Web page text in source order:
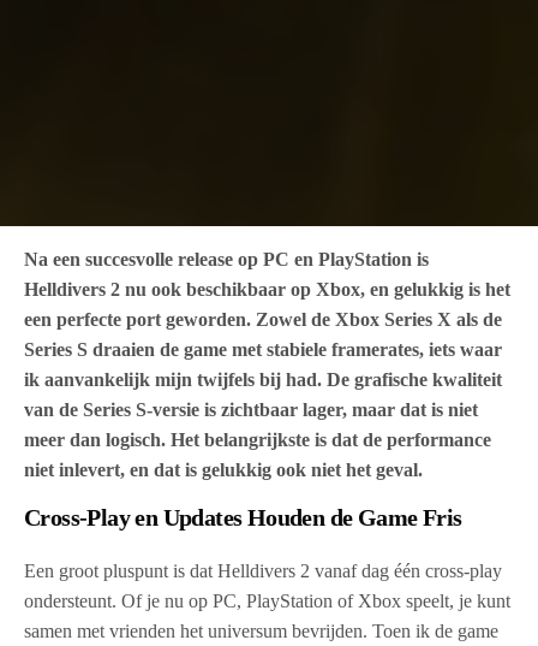
Na een succesvolle release op PC en PlayStation is
Helldivers 2 nu ook beschikbaar op Xbox, en gelukkig is het
een perfecte port geworden. Zowel de Xbox Series X als de
Series S draaien de game met stabiele framerates, iets waar
ik aanvankelijk mijn twijfels bij had. De grafische kwaliteit
van de Series S-versie is zichtbaar lager, maar dat is niet
meer dan logisch. Het belangrijkste is dat de performance
niet inlevert, en dat is gelukkig ook niet het geval.
Cross-Play en Updates Houden de Game Fris
Een groot pluspunt is dat Helldivers 2 vanaf dag één cross-play
ondersteunt. Of je nu op PC, PlayStation of Xbox speelt, je kunt
samen met vrienden het universum bevrijden. Toen ik de game